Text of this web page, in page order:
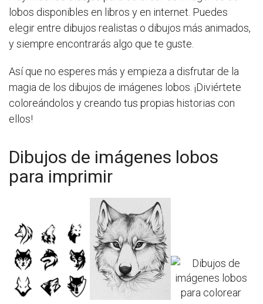
lobos disponibles en libros y en internet. Puedes
elegir entre dibujos realistas o dibujos más animados,
y siempre encontrarás algo que te guste.
Así que no esperes más y empieza a disfrutar de la
magia de los dibujos de imágenes lobos. ¡Diviértete
coloreándolos y creando tus propias historias con
ellos!
Dibujos de imágenes lobos
para imprimir